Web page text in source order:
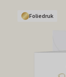
Foliedruk
Foliedruk
Foliedruk
Foliedruk
Foliedruk